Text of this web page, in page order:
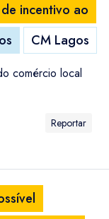
incentivo ao
CM Lagos
comércio local
Reportar